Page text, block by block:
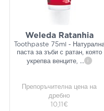
Weleda Ratanhia
Toothpaste 75ml -
паста за зъби с ратан, която
укрепва венците, ... i
Препоръчителна цена на
дребно
10,11€